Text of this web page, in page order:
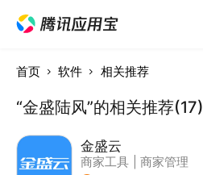
首页 软件 相关推荐
“金盛陆风”的相关推荐(17)
金盛云
商家工具
商家管理